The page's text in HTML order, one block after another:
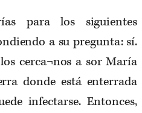
para los siguientes
a su pregunta: sí.
cerca¬nos a sor María
donde está enterrada
infectarse. Entonces,